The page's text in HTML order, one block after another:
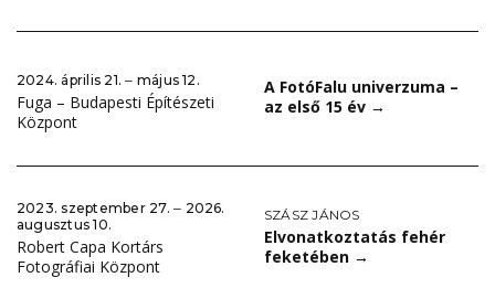
2024. április 21. ‒ május 12.
Fuga – Budapesti Építészeti
Központ
A FotóFalu univerzuma –
az első 15 év →
2023. szeptember 27. ‒ 2026.
augusztus 10.
Robert Capa Kortárs
Fotográfiai Központ
SZÁSZ JÁNOS
Elvonatkoztatás fehér
feketében →